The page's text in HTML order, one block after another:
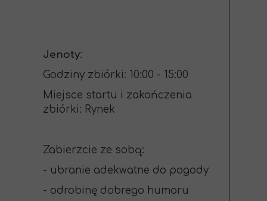
Jenoty:
Godziny zbiórki: 10:00 - 15:00
Miejsce startu i zakończenia
zbiórki: Rynek
Zabierzcie ze sobą:
- ubranie adekwatne do pogody
- odrobinę dobrego humoru